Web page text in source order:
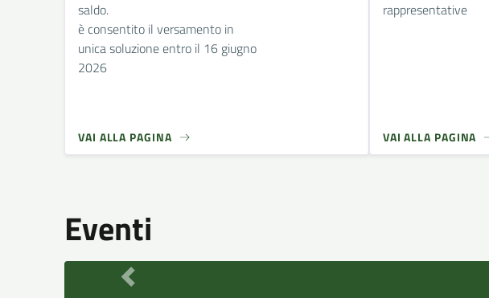
saldo.
è consentito il versamento in
unica soluzione entro il 16 giugno
2026
VAI ALLA PAGINA
rappresentative
VAI ALLA PAGINA
Eventi